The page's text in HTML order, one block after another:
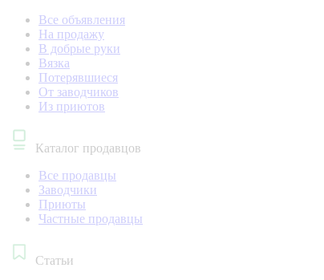
Все объявления
На продажу
В добрые руки
Вязка
Потерявшиеся
От заводчиков
Из приютов
Каталог продавцов
Все продавцы
Заводчики
Приюты
Частные продавцы
Статьи